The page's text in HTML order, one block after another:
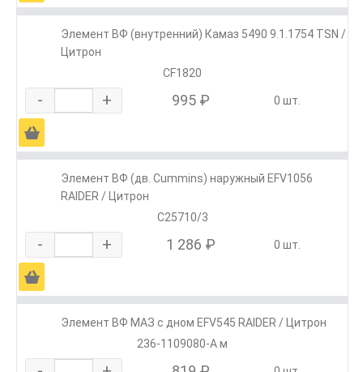
Элемент ВФ (внутренний) Камаз 5490 9.1.1754 TSN /
Цитрон
CF1820
- + 995 ₽ 0 шт.
Ä
Элемент ВФ (дв. Cummins) наружный EFV1056
RAIDER / Цитрон
C25710/3
- + 1 286 ₽ 0 шт.
Ä
Элемент ВФ МАЗ с дном EFV545 RAIDER / Цитрон
236-1109080-А м